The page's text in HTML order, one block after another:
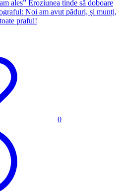
ales” Eroziunea tinde să doboare
Noi am avut păduri, și munți,
praful!
0